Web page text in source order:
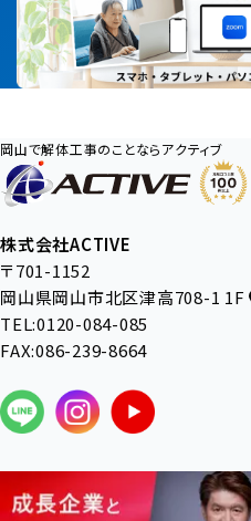
岡山で解体工事のことならアクティブ
株式会社ACTIVE
〒701-1152
岡山県岡山市北区津高708-1 1F
TEL:0120-084-085
FAX:086-239-8664